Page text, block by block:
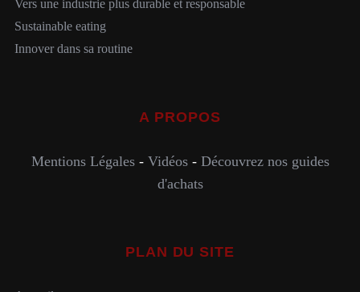
Vers une industrie plus durable et responsable
Sustainable eating
Innover dans sa routine
A PROPOS
Mentions Légales- Vidéos- Découvrez nos guides
d'achats
PLAN DU SITE